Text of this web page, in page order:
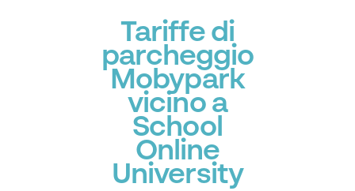
Tariffe di
parcheggio
Mobypark
vicino a
School
Online
University